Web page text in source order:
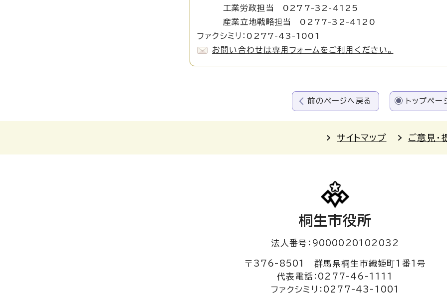
工業労政担当 0277-32-4125
産業立地戦略担当 0277-32-4120
ファクシミリ：0277-43-1001
お問い合わせは専用フォームをご利用ください。
前のページへ戻る トップペー
サイトマップ ご意見・
桐生市役所
法人番号：9000020102032
〒376-8501 群馬県桐生市織姫町1番1号
代表電話：0277-46-1111
ファクシミリ：0277-43-1001